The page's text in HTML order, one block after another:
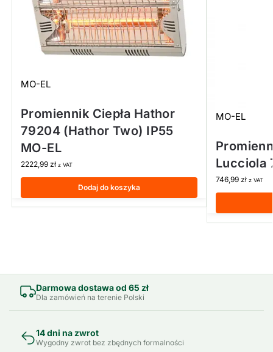
MO-EL
Promiennik Ciepła Hathor
79204 (Hathor Two) IP55
MO-EL
2222,99 zł z VAT
Dodaj do koszyka
MO-EL
Lucciola
746,99 zł z VAT
Darmowa dostawa od 65 zł
Dla zamówień na terenie Polski
14 dni na zwrot
Wygodny zwrot bez zbędnych formalności